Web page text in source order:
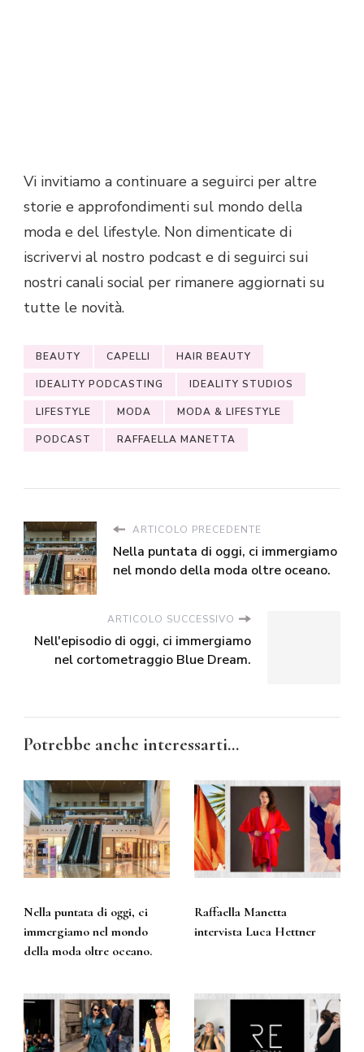
Vi invitiamo a continuare a seguirci per altre
storie e approfondimenti sul mondo della
moda e del lifestyle. Non dimenticate di
iscrivervi al nostro podcast e di seguirci sui
nostri canali social per rimanere aggiornati su
tutte le novità.
BEAUTY CAPELLI HAIR BEAUTY
IDEALITY PODCASTING IDEALITY STUDIOS
LIFESTYLE MODA MODA & LIFESTYLE
PODCAST RAFFAELLA MANETTA
ARTICOLO PRECEDENTE
Nella puntata di oggi, ci immergiamo
nel mondo della moda oltre oceano.
ARTICOLO SUCCESSIVO
Nell'episodio di oggi, ci immergiamo
nel cortometraggio Blue Dream.
Potrebbe anche interessarti...
Nella puntata di oggi, ci
immergiamo nel mondo
della moda oltre oceano.
Raffaella Manetta
intervista Luca Hettner